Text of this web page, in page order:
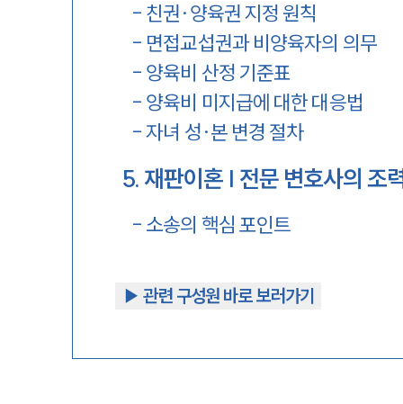
- 친권·양육권 지정 원칙
- 면접교섭권과 비양육자의 의무
- 양육비 산정 기준표
- 양육비 미지급에 대한 대응법
-자녀 성·본 변경 절차
5.재판이혼 | 전문 변호사의 조
- 소송의 핵심 포인트
▶︎ 관련 구성원 바로 보러가기